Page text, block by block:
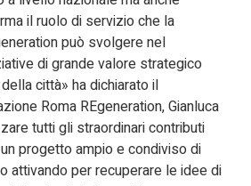
il ruolo di servizio che la
può svolgere nel
di grande valore strategico
città» ha dichiarato il
Roma REgeneration, Gianluca
tutti gli straordinari contributi
progetto ampio e condiviso di
attivando per recuperare le idee di